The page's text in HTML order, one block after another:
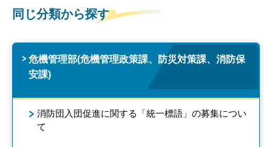
同じ分類から探す
危機管理部(危機管理政策課、防災対策課、消防保
安課)
消防団入団促進に関する「統一標語」の募集につい
て